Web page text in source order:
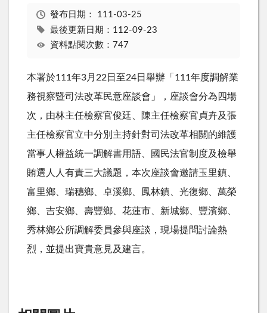
發布日期： 111-03-25
最後更新日期：112-09-23
資料點閱次數：747
本署於111年3月22日至24日舉辦「111年度調解業
務視察暨司法改革民意座談會」，座談會分為四場
次，由林主任檢察官俊廷、陳主任檢察官貞卉及張
主任檢察官立中分別主持針對司法改革相關的維護
當事人權益統一調解書用語、國民法官制度及檢舉
賄選人人有責三大議題，本次座談會邀請玉里鎮、
富里鄉、瑞穗鄉、卓溪鄉、鳳林鎮、光復鄉、萬榮
鄉、吉安鄉、壽豐鄉、花蓮市、新城鄉、豐濱鄉、
秀林鄉公所調解委員參與座談，現場提問討論熱
烈，並提出寶貴意見及建言。